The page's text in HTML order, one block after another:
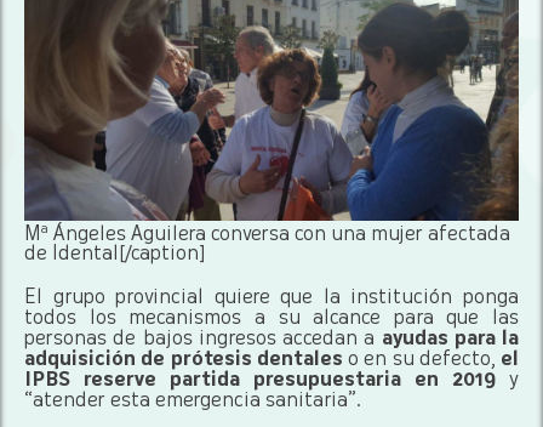
Mª Ángeles Aguilera conversa con una mujer afectada
de Idental[/caption]
El grupo provincial quiere que la institución ponga
todos los mecanismos a su alcance para que las
personas de bajos ingresos accedan a ayudas para la
adquisición de prótesis dentales o en su defecto, el
IPBS reserve partida presupuestaria en 2019 y
“atender esta emergencia sanitaria”.